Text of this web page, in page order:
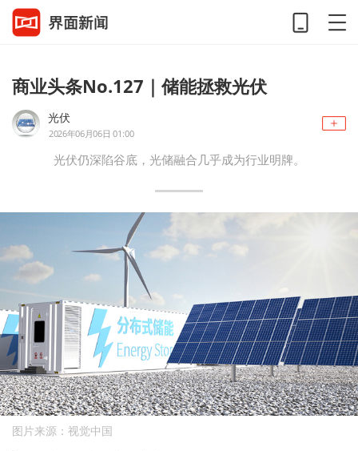
商业头条No.127｜储能拯救光伏
光伏
2026年06月06日 01:00
光伏仍深陷谷底，光储融合几乎成为行业明牌。
图片来源：视觉中国